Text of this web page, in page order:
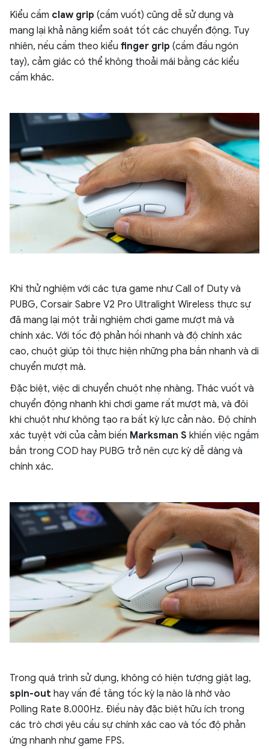
Kiểu cầm claw grip (cầm vuốt) cũng dễ sử dụng và
mang lại khả năng kiểm soát tốt các chuyển động. Tuy
nhiên, nếu cầm theo kiểu finger grip (cầm đầu ngón
tay), cảm giác có thể không thoải mái bằng các kiểu
cầm khác.
Khi thử nghiệm với các tựa game như Call of Duty và
PUBG, Corsair Sabre V2 Pro Ultralight Wireless thực sự
đã mang lại một trải nghiệm chơi game mượt mà và
chính xác. Với tốc độ phản hồi nhanh và độ chính xác
cao, chuột giúp tôi thực hiện những pha bắn nhanh và di
chuyển mượt mà.
Đặc biệt, việc di chuyển chuột nhẹ nhàng. Thác vuốt và
chuyển động nhanh khi chơi game rất mượt mà, và đôi
khi chuột như không tạo ra bất kỳ lực cản nào. Độ chính
xác tuyệt vời của cảm biến Marksman S khiến việc ngắm
bắn trong COD hay PUBG trở nên cực kỳ dễ dàng và
chính xác.
Trong quá trình sử dụng, không có hiện tượng giật lag,
spin-out hay vấn đề tăng tốc kỳ lạ nào là nhờ vào
Polling Rate 8.000Hz. Điều này đặc biệt hữu ích trong
các trò chơi yêu cầu sự chính xác cao và tốc độ phản
ứng nhanh như game FPS.